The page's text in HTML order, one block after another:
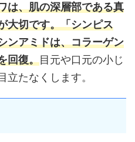
は、肌の深層部である真
大切です。「シンピス
ンアミドは、コラーゲン
回復。目元や口元の小じ
立たなくします。